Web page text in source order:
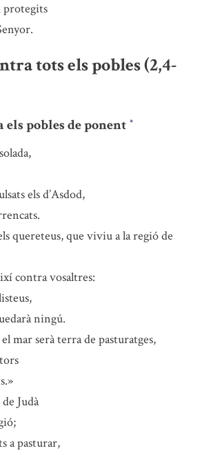
protegits
tots els pobles (2,4-
els pobles de ponent *
els d’Asdod,
quereteus, que viviu a la regió de
contra vosaltres:
ningú.
mar serà terra de pasturatges,
Judà
a pasturar,